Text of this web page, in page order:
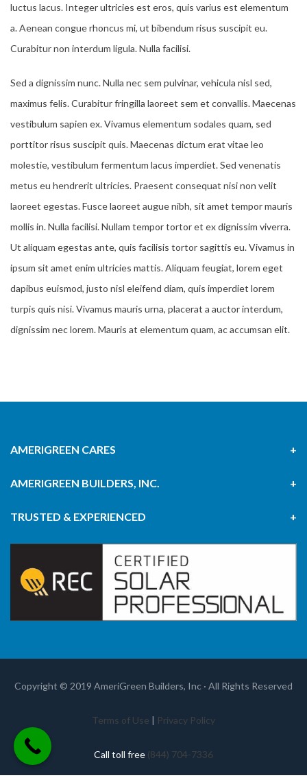
luctus lacus. Integer ultricies est eros, quis varius est elementum
a. Aenean congue rhoncus mi, ut bibendum risus suscipit eu.
Curabitur non interdum ligula. Nulla facilisi.
Sed a dignissim nunc. Nulla nec sem pulvinar, vehicula nisl sed,
maximus felis. Curabitur fringilla laoreet sem et convallis. Maecenas
vestibulum sapien ex. Vivamus elementum sodales quam, sed
porttitor risus suscipit quis. Maecenas dictum erat vitae leo
molestie, vestibulum fermentum lacus imperdiet. Sed venenatis
metus eu hendrerit ultricies. Praesent consequat nisi non velit
laoreet egestas. Fusce laoreet augue nibh, sit amet tempor mauris
mollis in. Nulla facilisi. Nullam tempor tortor et ex dignissim viverra.
Ut aliquam egestas ante, quis facilisis tortor sagittis eu. Vivamus in
ipsum sit amet enim ultricies mattis. Aliquam feugiat, lorem eget
dapibus euismod, justo nisl eleifend diam, quis imperdiet lorem
turpis quis nisi. Vivamus mauris urna, placerat a auctor interdum,
dignissim nec lorem. Mauris at elementum quam, ac accumsan elit.
AMERIGREEN CARES
AMERIGREEN BUILDERS, INC.
TRUSTED & EXPERIENCED
Copyright © 2019 AmeriGreen Builders, Inc · All Rights Reserved
Terms of Use | Privacy Policy
Call toll free (844) 704-7336